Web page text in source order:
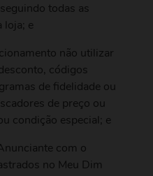
todas as
loja; e
não utilizar
códigos
de fidelidade ou
de preço ou
condição especial; e
com o
no Meu Dim